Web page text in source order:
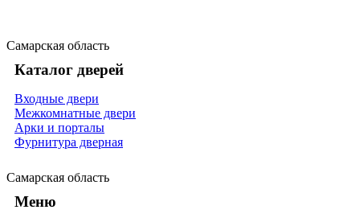
Самарская область
Каталог дверей
Входные двери
Межкомнатные двери
Арки и порталы
Фурнитура дверная
Самарская область
Меню